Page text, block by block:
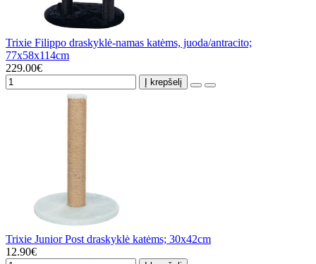
Trixie Filippo draskyklė-namas katėms, juoda/antracito;
77x58x114cm
229.00€
Į krepšelį
Trixie Junior Post draskyklė katėms; 30x42cm
12.90€